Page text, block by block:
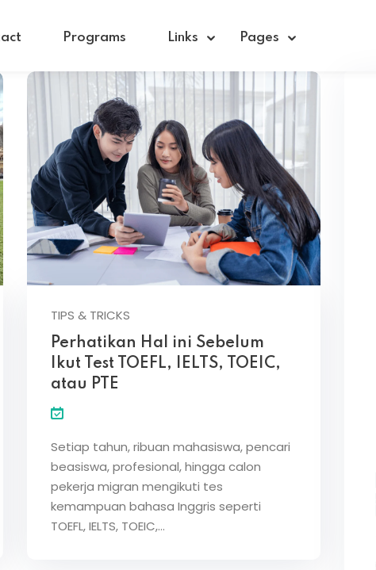
Programs Links Pages
TIPS & TRICKS
Perhatikan Hal ini Sebelum
Ikut Test TOEFL, IELTS, TOEIC,
atau PTE
Setiap tahun, ribuan mahasiswa, pencari
beasiswa, profesional, hingga calon
pekerja migran mengikuti tes
kemampuan bahasa Inggris seperti
TOEFL, IELTS, TOEIC,…
Sign in Sign up
Sign in
Don’t have an account?Sign up
Remember me